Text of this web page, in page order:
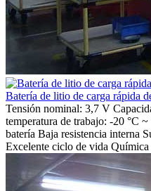
Batería de litio de carga rápida
Tensión nominal: 3,7 V
temperatura de trabajo: -20 °C
batería Baja resistencia interna
Excelente ciclo de vida Química